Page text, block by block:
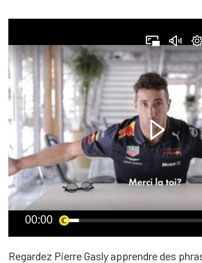
00:00
Regardez Pierre Gasly apprendre des